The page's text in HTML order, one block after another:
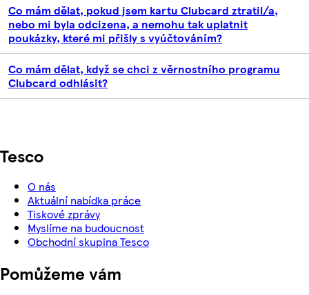
Co mám dělat, pokud jsem kartu Clubcard ztratil/a,
nebo mi byla odcizena, a nemohu tak uplatnit
poukázky, které mi přišly s vyúčtováním?
Co mám dělat, když se chci z věrnostního programu
Clubcard odhlásit?
Tesco
O nás
Aktuální nabídka práce
Tiskové zprávy
Myslíme na budoucnost
Obchodní skupina Tesco
Pomůžeme vám